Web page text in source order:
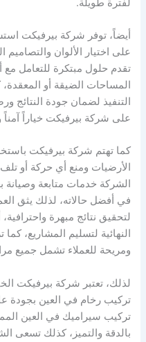
لفترة طويلة.
أيضاً، توفر شركة بيرفيكت
على اختيار الألوان
تقدم حلول مبتكرة للتعامل مع
المساحات الضيقة أو
التنفيذ لضمان جودة النتائج
على شركة بيرفيكت خياراً آمناً
كما تهتم شركة بيرفيكت
الأرضيات ومنع أي حركة أو
الشركة خدمات متابعة وصيانة
في أفضل حالاته، لذلك يثق
لتحقيق نتائج مبهرة
النهائية لتسليم المشاريع،
ومريحة للعملاء تشمل جميع
لذلك، تعتبر شركة بيرفيكت
تركيب رخام في العين بجودة
تركيب سيراميك في العين
بالدقة والتميز، كذلك تسعى